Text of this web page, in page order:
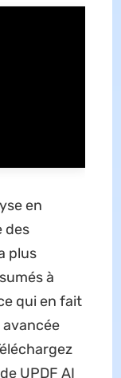
en
des
plus
à
qui en fait
UPDF AI